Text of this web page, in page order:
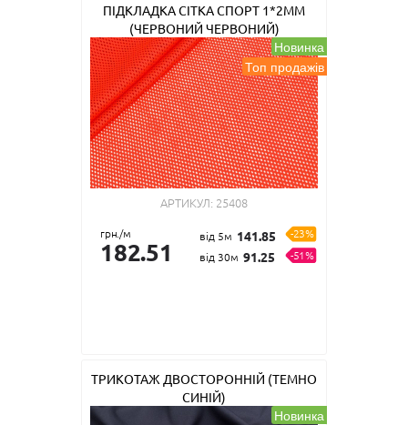
ПІДКЛАДКА СІТКА СПОРТ 1*2ММ
(ЧЕРВОНИЙ ЧЕРВОНИЙ)
Новинка
Топ продажів
АРТИКУЛ: 25408
грн./м
182.51
від 5м 141.85
-23%
від 30м 91.25 -51%
ТРИКОТАЖ ДВОСТОРОННІЙ (ТЕМНО
СИНІЙ)
Новинка